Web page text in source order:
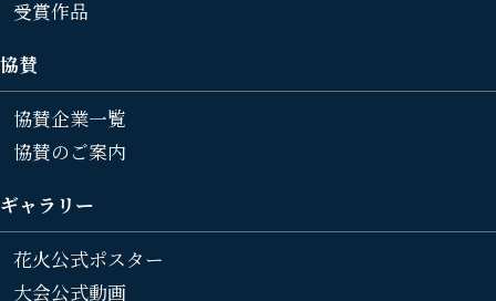
受賞作品
協賛
協賛企業一覧
協賛のご案内
ギャラリー
花火公式ポスター
大会公式動画